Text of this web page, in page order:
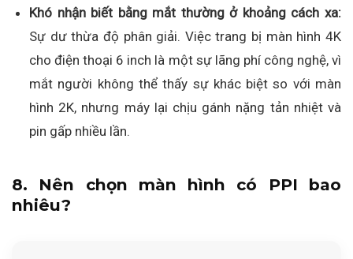
Khó nhận biết bằng mắt thường ở khoảng cách xa:
Sự dư thừa độ phân giải. Việc trang bị màn hình 4K
cho điện thoại 6 inch là một sự lãng phí công nghệ, vì
mắt người không thể thấy sự khác biệt so với màn
hình 2K, nhưng máy lại chịu gánh nặng tản nhiệt và
pin gấp nhiều lần.
8. Nên chọn màn hình có PPI bao
nhiêu?